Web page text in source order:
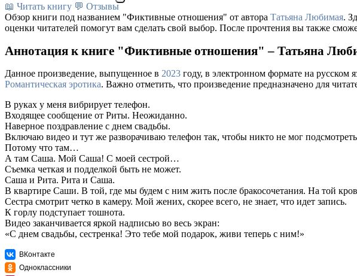
📖 Читать книгу 💬 Отзывы
Обзор книги под названием "Фиктивные отношения" от автора Татьяна Любимая.
оценки читателей помогут вам сделать свой выбор. После прочтения вы также
Аннотация к книге "Фиктивные отношения" – Татьяна
Данное произведение, выпущенное в 2023 году, в электронном формате на
Романтическая эротика. Важно отметить, что произведение предназначено для
В руках у меня вибрирует телефон.
Входящее сообщение от Риты. Неожиданно.
Наверное поздравление с днем свадьбы.
Включаю видео и тут же разворачиваю телефон так, чтобы никто не мог
Потому что там…
А там Саша. Мой Саша! С моей сестрой…
Съемка четкая и подделкой быть не может.
Саша и Рита. Рита и Саша.
В квартире Саши. В той, где мы будем с ним жить после бракосочетания. На той
Сестра смотрит четко в камеру. Мой жених, скорее всего, не знает, что идет запись.
К горлу подступает тошнота.
Видео заканчивается яркой надписью во весь экран:
«С днем свадьбы, сестренка! Это тебе мой подарок, живи теперь с ним!»
ВКонтакте
Одноклассники